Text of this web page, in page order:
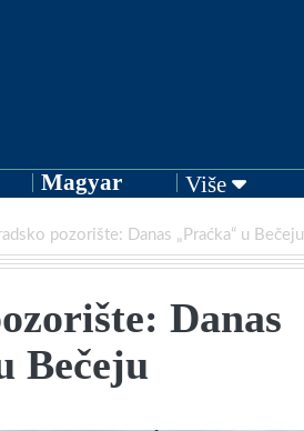
Magyar Više
pozorište: Danas „Praćka“ u Bečeju
Danas
Bečeju